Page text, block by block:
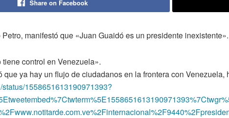
Share on Facebook
manifestó que «Juan Guaidó es un presidente inexistente».
control en Venezuela».
ya hay un flujo de ciudadanos en la frontera con
1558651613190971393?